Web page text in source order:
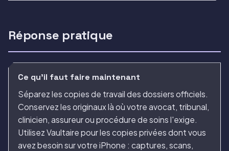
Réponse pratique
Ce qu'il faut faire maintenant
Séparez les copies de travail des dossiers officiels.
Conservez les originaux là où votre avocat, tribunal,
clinicien, assureur ou procédure de soins l'exige.
Utilisez Vaultaire pour les copies privées dont vous
avez besoin sur votre iPhone : captures, scans,